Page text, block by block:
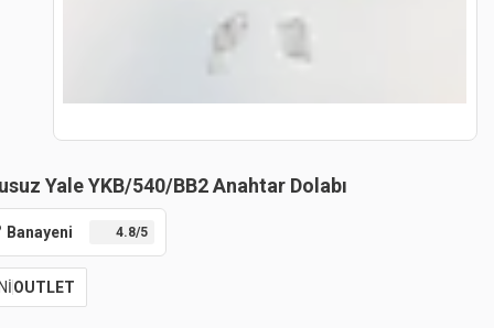
Yale YKB/540/BB2 Anahtar Dolabı
Banayeni 4.8/5
OUTLET